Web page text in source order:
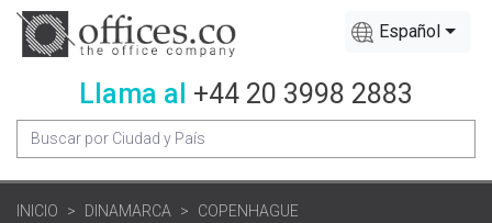
Español
Llama al +44 20 3998 2883
INICIO DINAMARCA
COPENHAGUE